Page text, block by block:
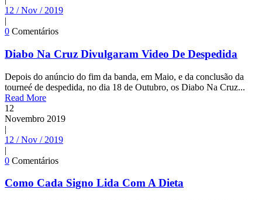
12 / Nov / 2019
|
0 Comentários
Diabo Na Cruz Divulgaram Video De Despedida
Depois do anúncio do fim da banda, em Maio, e da conclusão da
tourneé de despedida, no dia 18 de Outubro, os Diabo Na Cruz...
Read More
12
Novembro 2019
|
12 / Nov / 2019
|
0 Comentários
Como Cada Signo Lida Com A Dieta